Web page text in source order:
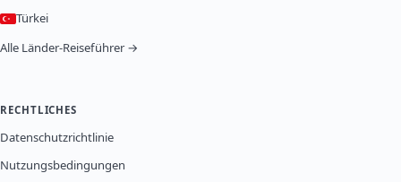
Türkei
Alle Länder-Reiseführer →
RECHTLICHES
Datenschutzrichtlinie
Nutzungsbedingungen